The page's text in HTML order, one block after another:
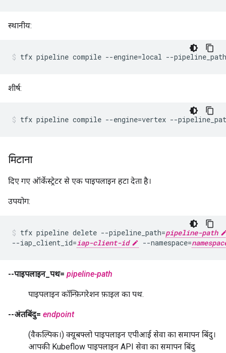
स्थानीय:
tfx pipeline compile --engine=local --
शीर्ष:
tfx pipeline compile --engine=vertex --
मिटाना
दिए गए ऑर्केस्ट्रेटर से एक पाइपलाइन हटा देता है।
उपयोग:
tfx pipeline delete --pipeline_path=pipeline-path
--iap_client_id=iap-client-id --namespace=
--पाइपलाइन_पथ= pipeline-path
पाइपलाइन कॉन्फ़िगरेशन फ़ाइल का पथ.
--अंतबिंदु= endpoint
(वैकल्पिक।) क्यूबफ्लो पाइपलाइन एपीआई सेवा का समापन बिंदु।
आपकी Kubeflow पाइपलाइन API सेवा का समापन बिंदु